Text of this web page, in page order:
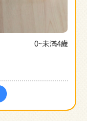
0~未滿4歲